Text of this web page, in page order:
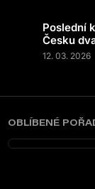
Poslední
Česku
12. 03. 2026
OBLÍBENÉ